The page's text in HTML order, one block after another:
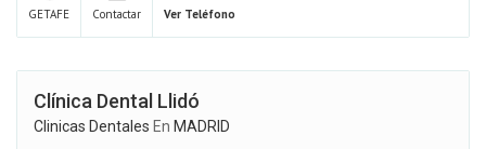
GETAFE Contactar Ver Teléfono
Clínica Dental Llidó
Clinicas Dentales En MADRID